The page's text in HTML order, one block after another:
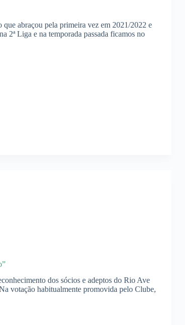
abraçou pela primeira vez em 2021/2022 e
2ª Liga e na temporada passada ficamos no
dos sócios e adeptos do Rio Ave
votação habitualmente promovida pelo Clube,